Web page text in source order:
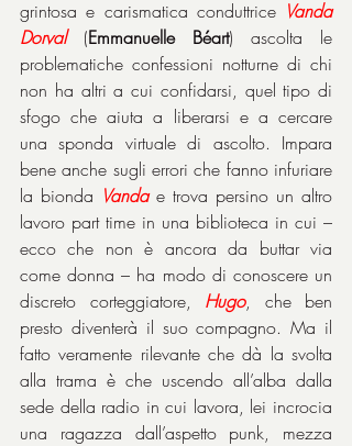
grintosa e carismatica conduttrice Vanda
Dorval (Emmanuelle Béart) ascolta le
problematiche confessioni notturne di chi
non ha altri a cui confidarsi, quel tipo di
sfogo che aiuta a liberarsi e a cercare
una sponda virtuale di ascolto. Impara
bene anche sugli errori che fanno infuriare
la bionda Vanda e trova persino un altro
lavoro part time in una biblioteca in cui –
ecco che non è ancora da buttar via
come donna – ha modo di conoscere un
discreto corteggiatore, Hugo, che ben
presto diventerà il suo compagno. Ma il
fatto veramente rilevante che dà la svolta
alla trama è che uscendo all’alba dalla
sede della radio in cui lavora, lei incrocia
una ragazza dall’aspetto punk, mezza